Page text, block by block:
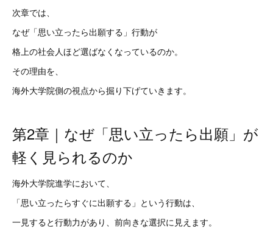
次章では、
なぜ「思い立ったら出願する」行動が
格上の社会人ほど選ばなくなっているのか。
その理由を、
海外大学院側の視点から掘り下げていきます。
第2章｜なぜ「思い立ったら出願」が
軽く見られるのか
海外大学院進学において、
「思い立ったらすぐに出願する」という行動は、
一見すると行動力があり、前向きな選択に見えます。